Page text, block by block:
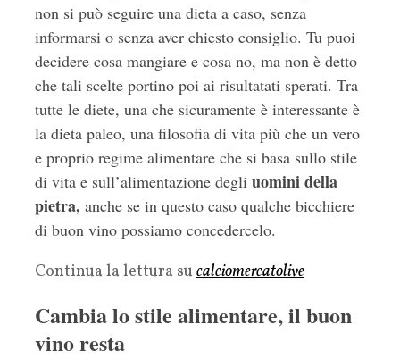
non si può seguire una dieta a caso, senza
informarsi o senza aver chiesto consiglio. Tu puoi
decidere cosa mangiare e cosa no, ma non è detto
che tali scelte portino poi ai risultatati sperati. Tra
tutte le diete, una che sicuramente è interessante è
la dieta paleo, una filosofia di vita più che un vero
e proprio regime alimentare che si basa sullo stile
di vita e sull’alimentazione degli uomini della
pietra, anche se in questo caso qualche bicchiere
di buon vino possiamo concedercelo.
Continua la lettura su calciomercatolive
Cambia lo stile alimentare, il buon
vino resta